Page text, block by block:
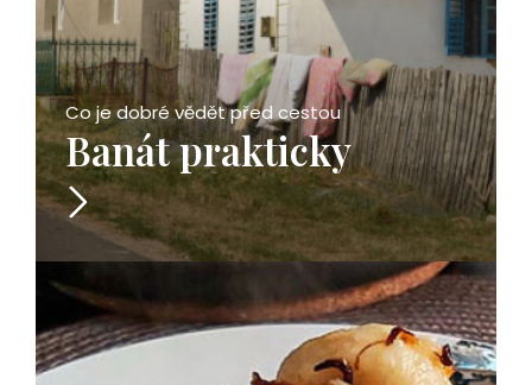
Co je dobré vědět před cestou
Banát prakticky